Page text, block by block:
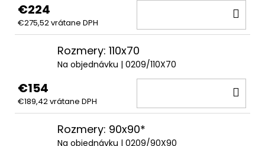
€224
€275,52 vrátane DPH
Rozmery: 110x70
Na objednávku | 0209/110X70
€154
€189,42 vrátane DPH
Rozmery: 90x90*
Na objednávku | 0209/90X90